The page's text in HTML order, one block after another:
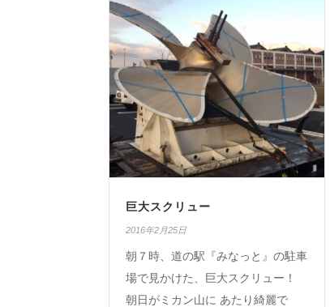
巨大スクリュー
2016年2月25日
朝７時、道の駅『みなっと』の駐車
場で見かけた、巨大スクリュー！
朝日がミカン山に あたり綺麗で